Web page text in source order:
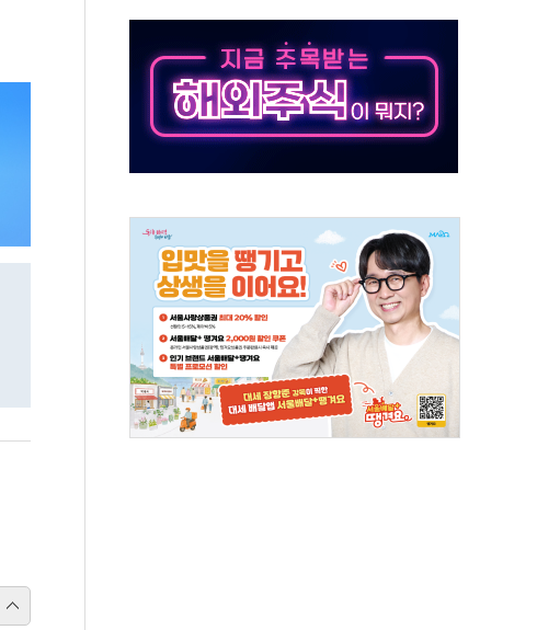
아닌 무해한 표면 부식 물질"
30여분만에 진화...외국인 노동자 숨져
' 시즌2
환·가축 피해 최소화 '총력 대응'